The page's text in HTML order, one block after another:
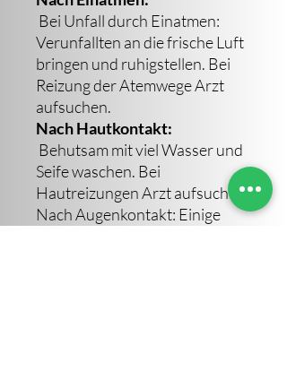
Bei Unfall durch Einatmen:
Verunfallten an die frische Luft
bringen und ruhigstellen. Bei
Reizung der Atemwege Arzt
aufsuchen.
Nach Hautkontakt:
Behutsam mit viel Wasser und
Seife waschen. Bei
Hautreizungen Arzt aufsuchen.
Nach Augenkontakt: Einige